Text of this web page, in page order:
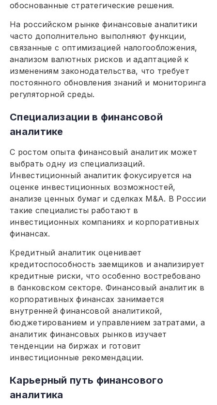
обоснованные стратегические решения.
На российском рынке финансовые аналитики
часто дополнительно выполняют функции,
связанные с оптимизацией налогообложения,
анализом валютных рисков и адаптацией к
изменениям законодательства, что требует
постоянного обновления знаний и мониторинга
регуляторной среды.
Специализации в финансовой
аналитике
С ростом опыта финансовый аналитик может
выбрать одну из специализаций.
Инвестиционный аналитик фокусируется на
оценке инвестиционных возможностей,
анализе ценных бумаг и сделках M&A. В России
такие специалисты работают в
инвестиционных компаниях и корпоративных
финансах.
Кредитный аналитик оценивает
кредитоспособность заемщиков и анализирует
кредитные риски, что особенно востребовано
в банковском секторе. Финансовый аналитик в
корпоративных финансах занимается
внутренней финансовой аналитикой,
бюджетированием и управлением затратами, а
аналитик финансовых рынков изучает
тенденции на биржах и готовит
инвестиционные рекомендации.
Карьерный путь финансового
аналитика